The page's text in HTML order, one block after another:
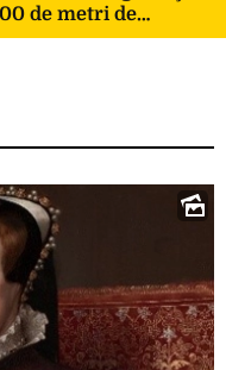
de metri de